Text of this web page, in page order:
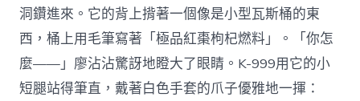
洞鑽進來。它的背上揹著一個像是小型瓦斯桶的東
西，桶上用毛筆寫著「極品紅棗枸杞燃料」。「你怎
麼——」廖沾沾驚訝地瞪大了眼睛。K-999用它的小
短腿站得筆直，戴著白色手套的爪子優雅地一揮：